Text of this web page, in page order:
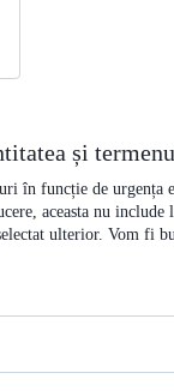
și
în funcție de urgența
aceasta nu
ulterior. Vom fi